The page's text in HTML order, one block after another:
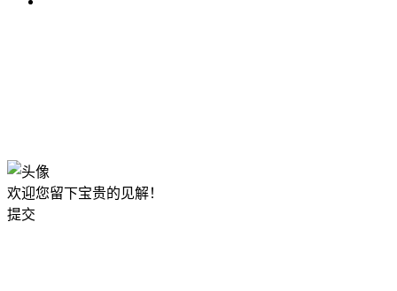
欢迎您留下宝贵的见解！
提交